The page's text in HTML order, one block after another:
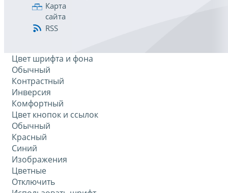
Карта
сайта
RSS
Цвет шрифта и фона
Обычный
Контрастный
Инверсия
Комфортный
Цвет кнопок и ссылок
Обычный
Красный
Синий
Изображения
Цветные
Отключить